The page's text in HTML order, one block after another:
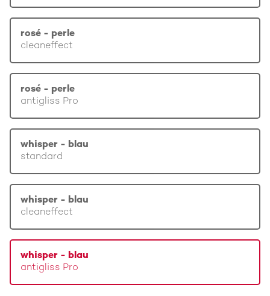
rosé - perle
cleaneffect
rosé - perle
antigliss Pro
whisper - blau
standard
whisper - blau
cleaneffect
whisper - blau
antigliss Pro